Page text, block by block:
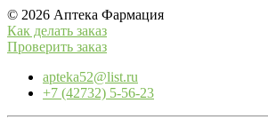
© 2026 Аптека Фармация
Как делать заказ
Проверить заказ
apteka52@list.ru
+7 (42732) 5-56-23